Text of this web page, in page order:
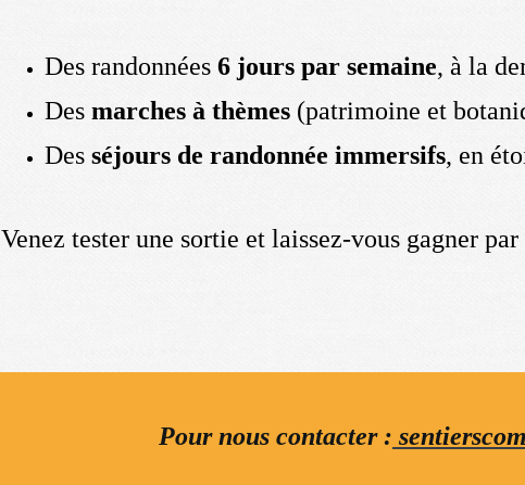
Des randonnées 6 jours par semaine, à la
Des marches à thèmes (patrimoine et
Des séjours de randonnée immersifs, en
Venez tester une sortie et laissez-vous gagner
Pour nous contacter :